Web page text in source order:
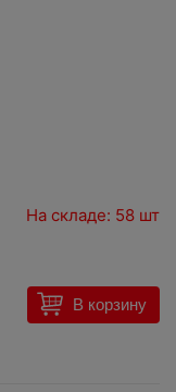
На складе: 58 шт
В корзину